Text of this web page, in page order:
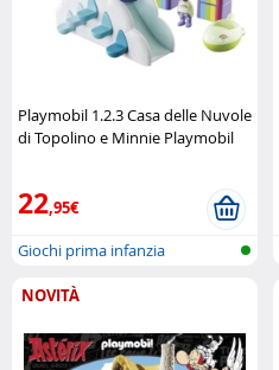
Playmobil 1.2.3 Casa delle Nuvole
di Topolino e Minnie Playmobil
22,95€
Giochi prima infanzia
NOVITÀ